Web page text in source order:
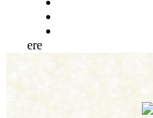
ere